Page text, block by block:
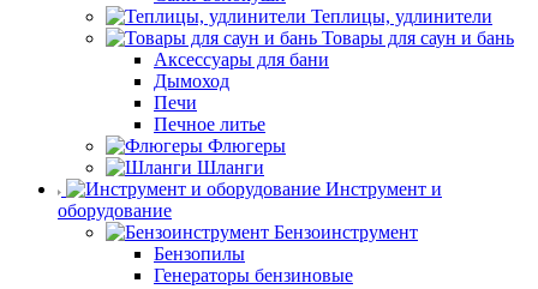
Теплицы, удлинители
Товары для саун и бань
Аксессуары для бани
Дымоход
Печи
Печное литье
Флюгеры
Шланги
Инструмент и
оборудование
Бензоинструмент
Бензопилы
Генераторы бензиновые